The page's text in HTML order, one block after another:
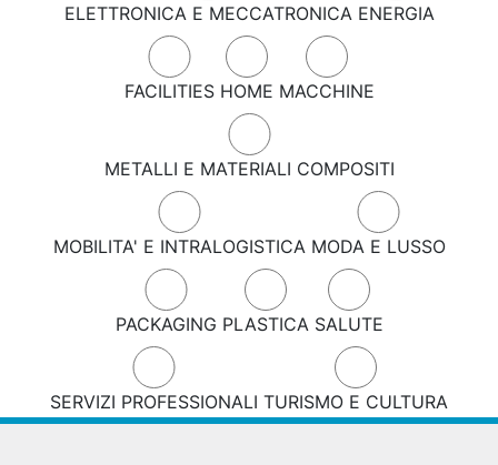
ELETTRONICA E MECCATRONICA ENERGIA
FACILITIES HOME MACCHINE
METALLI E MATERIALI COMPOSITI
MOBILITA' E INTRALOGISTICA MODA E LUSSO
PACKAGING PLASTICA SALUTE
SERVIZI PROFESSIONALI TURISMO E CULTURA